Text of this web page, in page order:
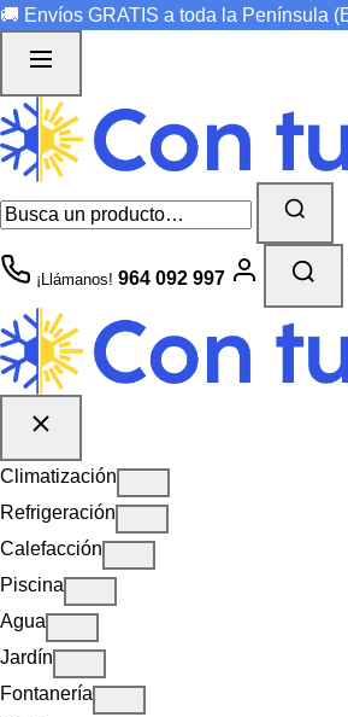
🚚 Envíos GRATIS a toda la Península
¡Llámanos! 964 092 997
Climatización
Refrigeración
Calefacción
Piscina
Agua
Jardín
Fontanería